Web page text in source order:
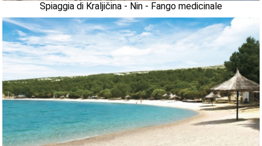
Spiaggia di Kraljičina - Nin - Fango medicinale